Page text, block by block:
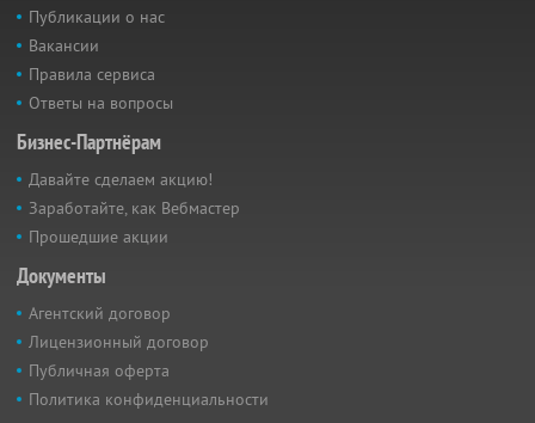
Публикации о нас
Вакансии
Правила сервиса
Ответы на вопросы
Бизнес-Партнёрам
Давайте сделаем акцию!
Заработайте, как Вебмастер
Прошедшие акции
Документы
Агентский договор
Лицензионный договор
Публичная оферта
Политика конфиденциальности